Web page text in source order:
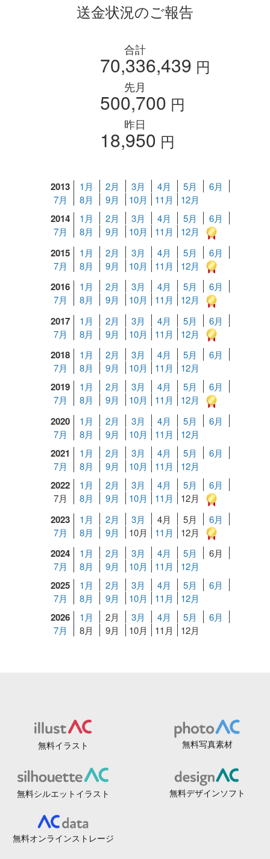
送金状況のご報告
合計
70,336,439 円
先月
500,700 円
昨日
18,950 円
2013 1月 2月 3月 4月 5月
6月
7月
8月 9月 10月 11月 12月
2014 1月 2月 3月 4月 5月
6月
7月
8月 9月 10月 11月 12月
2015 1月 2月 3月 4月 5月
6月
7月
8月 9月 10月 11月 12月
2016 1月 2月 3月 4月 5月
6月
7月
8月 9月 10月 11月 12月
2017 1月 2月 3月 4月 5月
6月
7月
8月 9月 10月 11月 12月
2018 1月 2月 3月 4月 5月
6月
7月
8月 9月 10月 11月 12月
2019 1月 2月 3月 4月 5月
6月
7月
8月 9月 10月 11月 12月
2020 1月 2月 3月 4月 5月
6月
7月
8月 9月 10月 11月 12月
2021 1月 2月 3月 4月 5月
6月
7月
8月 9月 10月 11月 12月
2022 1月 2月 3月 4月 5月
6月
7月
8月 9月 10月 11月 12月
2023 1月 2月 3月 4月 5月
6月
7月
8月 9月 10月 11月 12月
2024 1月 2月 3月 4月 5月
6月
7月
8月 9月 10月 11月 12月
2025 1月 2月 3月 4月 5月
6月
7月
8月 9月 10月 11月 12月
2026 1月 2月 3月 4月 5月
6月
7月
8月 9月 10月 11月 12月
無料イラスト 無料写真素材
無料シルエットイラスト 無料デザインソフト
無料オンラインストレージ